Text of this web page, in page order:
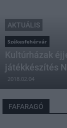
AKTUÁLIS
Székesfehérvár
Kultúrházak
játékkészítés
2018.02.04
FAFARAGÓ